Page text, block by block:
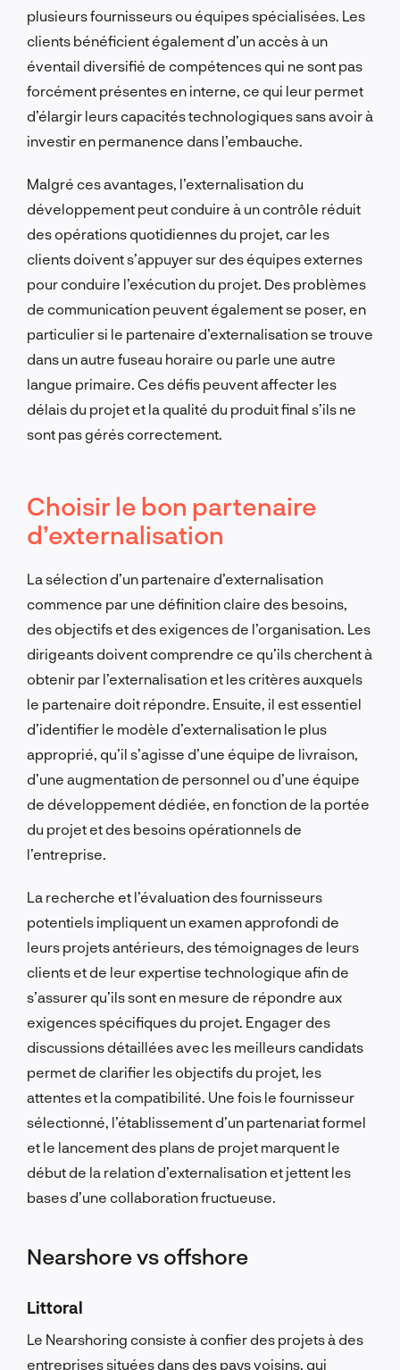
plusieurs fournisseurs ou équipes spécialisées. Les
clients bénéficient également d’un accès à un
éventail diversifié de compétences qui ne sont pas
forcément présentes en interne, ce qui leur permet
d’élargir leurs capacités technologiques sans avoir à
investir en permanence dans l’embauche.
Malgré ces avantages, l’externalisation du
développement peut conduire à un contrôle réduit
des opérations quotidiennes du projet, car les
clients doivent s’appuyer sur des équipes externes
pour conduire l’exécution du projet. Des problèmes
de communication peuvent également se poser, en
particulier si le partenaire d’externalisation se trouve
dans un autre fuseau horaire ou parle une autre
langue primaire. Ces défis peuvent affecter les
délais du projet et la qualité du produit final s’ils ne
sont pas gérés correctement.
Choisir le bon partenaire
d’externalisation
La sélection d’un partenaire d’externalisation
commence par une définition claire des besoins,
des objectifs et des exigences de l’organisation. Les
dirigeants doivent comprendre ce qu’ils cherchent à
obtenir par l’externalisation et les critères auxquels
le partenaire doit répondre. Ensuite, il est essentiel
d’identifier le modèle d’externalisation le plus
approprié, qu’il s’agisse d’une équipe de livraison,
d’une augmentation de personnel ou d’une équipe
de développement dédiée, en fonction de la portée
du projet et des besoins opérationnels de
l’entreprise.
La recherche et l’évaluation des fournisseurs
potentiels impliquent un examen approfondi de
leurs projets antérieurs, des témoignages de leurs
clients et de leur expertise technologique afin de
s’assurer qu’ils sont en mesure de répondre aux
exigences spécifiques du projet. Engager des
discussions détaillées avec les meilleurs candidats
permet de clarifier les objectifs du projet, les
attentes et la compatibilité. Une fois le fournisseur
sélectionné, l’établissement d’un partenariat formel
et le lancement des plans de projet marquent le
début de la relation d’externalisation et jettent les
bases d’une collaboration fructueuse.
Nearshore vs offshore
Littoral
Le Nearshoring consiste à confier des projets à des
entreprises situées dans des pays voisins, qui